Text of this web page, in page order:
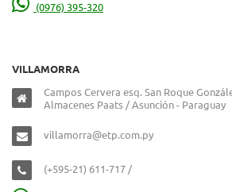
(0976) 395-320
VILLAMORRA
Campos Cervera esq. San Roque
Almacenes Paats / Asunción - Paraguay
villamorra@etp.com.py
(+595-21) 611-717 /